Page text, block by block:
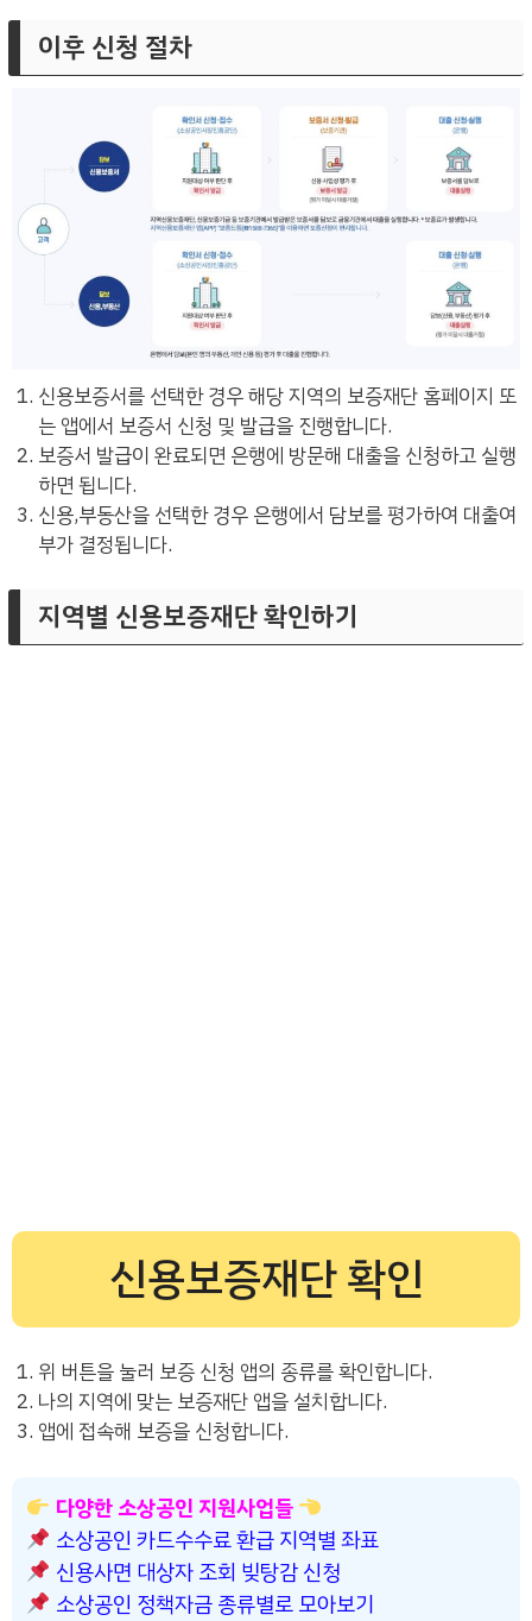
이후 신청 절차
신용보증서를 선택한 경우 해당 지역의 보증재단 홈페이지 또
는 앱에서 보증서 신청 및 발급을 진행합니다.
보증서 발급이 완료되면 은행에 방문해 대출을 신청하고 실행
하면 됩니다.
신용,부동산을 선택한 경우 은행에서 담보를 평가하여 대출여
부가 결정됩니다.
지역별 신용보증재단 확인하기
신용보증재단 확인
위 버튼을 눌러 보증 신청 앱의 종류를 확인합니다.
나의 지역에 맞는 보증재단 앱을 설치합니다.
앱에 접속해 보증을 신청합니다.
다양한 소상공인 지원사업들
소상공인 카드수수료 환급 지역별 좌표
신용사면 대상자 조회 빚탕감 신청
소상공인 정책자금 종류별로 모아보기